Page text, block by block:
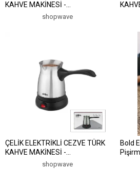
KAHVE MAKİNESİ -
5FİNCAN=500ML KABLOSUZ
KULLANIM- 360°DÖNER 600W
shopwave
9039
ÇELİK ELEKTRİKLİ CEZVE TÜRK
KAHVE MAKİNESİ -
6FİNCAN=500ML 360°
shopwave
Bold